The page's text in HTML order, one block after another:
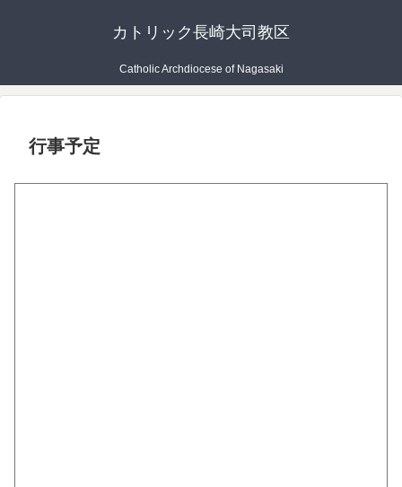
カトリック長崎大司教区
Catholic Archdiocese of Nagasaki
行事予定